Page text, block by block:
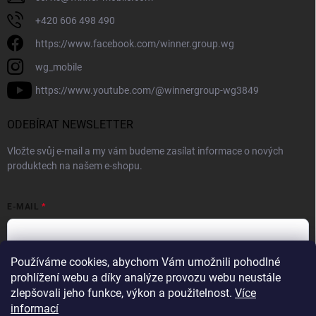
Používáme cookies, abychom Vám umožnili pohodlné
prohlížení webu a díky analýze provozu webu neustále
zlepšovali jeho funkce, výkon a použitelnost. Více
informací
+420 606 498 490
https://www.facebook.com/winner.group.wg
wg_mobile
https://www.youtube.com/@winnergroup-wg3849
ODEBÍRAT NEWSLETTER
Vložte svůj e-mail a my vám budeme zasílat informace o nových
produktech na našem e-shopu.
E-MAIL
Vložením e-mailové adresy souhlasíte se zpracováním osobních
údajů v souladu seZásadami ochrany osobních údajů.